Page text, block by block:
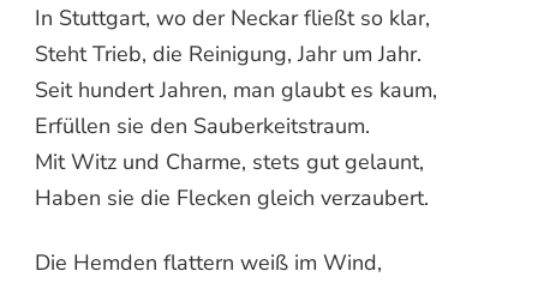
In Stuttgart, wo der Neckar fließt so klar,
Steht Trieb, die Reinigung, Jahr um Jahr.
Seit hundert Jahren, man glaubt es kaum,
Erfüllen sie den Sauberkeitstraum.
Mit Witz und Charme, stets gut gelaunt,
Haben sie die Flecken gleich verzaubert.
Die Hemden flattern weiß im Wind,